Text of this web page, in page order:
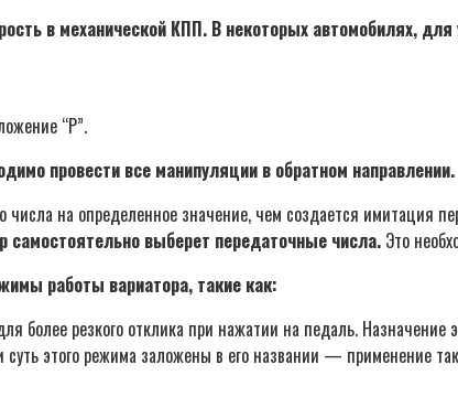
в механической КПП. В некоторых автомобилях,
“Р”.
провести все манипуляции в обратном направлении.
числа на определенное значение, чем создается имитация
самостоятельно выберет передаточные числа. Это
работы вариатора, такие как:
более резкого отклика при нажатии на педаль.
суть этого режима заложены в его названии — применение